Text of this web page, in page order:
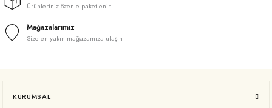
Ürünleriniz özenle paketlenir.
Mağazalarımız
Size en yakın mağazamıza ulaşın
KURUMSAL